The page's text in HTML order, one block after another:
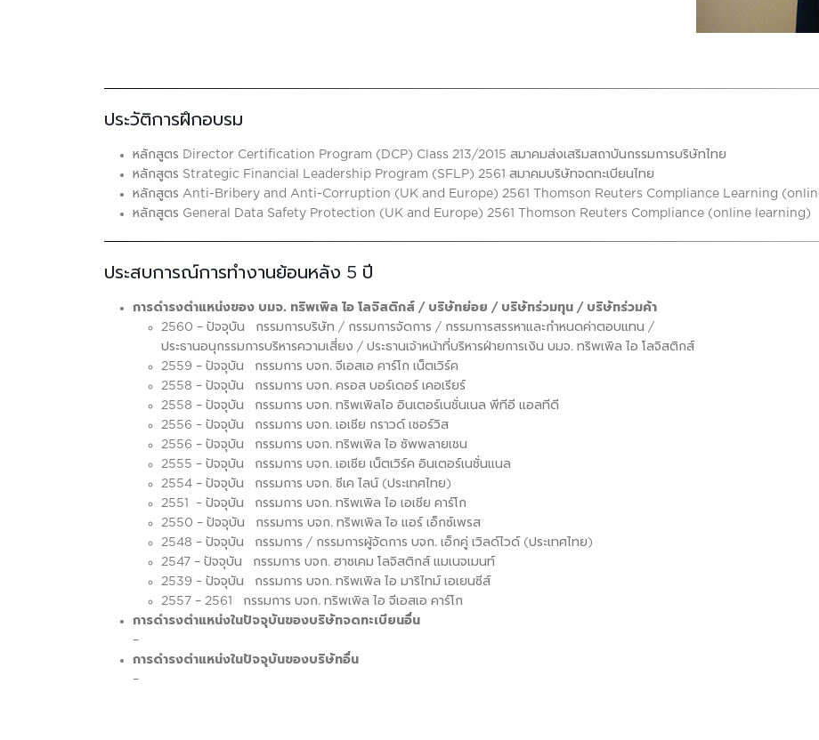
ประวัติการฝึกอบรม
หลักสูตร Director Certification Program (DCP) Class 213/2015 สมาคมส่งเสริมสถาบันกรรมการบริษัทไทย
หลักสูตร Strategic Financial Leadership Program (SFLP) 2561 สมาคมบริษัทจดทะเบียนไทย
หลักสูตร Anti-Bribery and Anti-Corruption (UK and Europe) 2561 Thomson Reuters Compliance Learning
หลักสูตร General Data Safety Protection (UK and Europe) 2561 Thomson Reuters Compliance (online learning)
ประสบการณ์การทำงานย้อนหลัง 5 ปี
การดำรงตำแหน่งของ บมจ. ทริพเพิล ไอ โลจิสติกส์ / บริษัทย่อย / บริษัทร่วมทุน / บริษัทร่วมค้า
2560 – ปัจจุบัน กรรมการบริษัท / กรรมการจัดการ / กรรมการสรรหาและกำหนดค่าตอบแทน /
ประธานอนุกรรมการบริหารความเสี่ยง / ประธานเจ้าหน้าที่บริหารฝ่ายการเงิน บมจ. ทริพเพิล ไอ โลจิสติกส์
2559 – ปัจจุบัน กรรมการ บจก. จีเอสเอ คาร์โก เน็ตเวิร์ค
2558 – ปัจจุบัน กรรมการ บจก. ครอส บอร์เดอร์ เคอเรียร์
2558 – ปัจจุบัน กรรมการ บจก. ทริพเพิลไอ อินเตอร์เนชั่นเนล พีทีอี แอลทีดี
2556 – ปัจจุบัน กรรมการ บจก. เอเชีย กราวด์ เซอร์วิส
2556 – ปัจจุบัน กรรมการ บจก. ทริพเพิล ไอ ซัพพลายเชน
2555 – ปัจจุบัน กรรมการ บจก. เอเชีย เน็ตเวิร์ค อินเตอร์เนชั่นแนล
2554 – ปัจจุบัน กรรมการ บจก. ซีเค ไลน์ (ประเทศไทย)
2551 – ปัจจุบัน กรรมการ บจก. ทริพเพิล ไอ เอเชีย คาร์โก
2550 – ปัจจุบัน กรรมการ บจก. ทริพเพิล ไอ แอร์ เอ็กซ์เพรส
2548 – ปัจจุบัน กรรมการ / กรรมการผู้จัดการ บจก. เอ็กคู่ เวิลด์ไวด์ (ประเทศไทย)
2547 – ปัจจุบัน กรรมการ บจก. ฮาซเคม โลจิสติกส์ แมเนจเมนท์
2539 – ปัจจุบัน กรรมการ บจก. ทริพเพิล ไอ มาริไทม์ เอเยนซีส์
2557 – 2561 กรรมการ บจก. ทริพเพิล ไอ จีเอสเอ คาร์โก
การดำรงตำแหน่งในปัจจุบันของบริษัทจดทะเบียนอื่น
–
การดำรงตำแหน่งในปัจจุบันของบริษัทอื่น
–